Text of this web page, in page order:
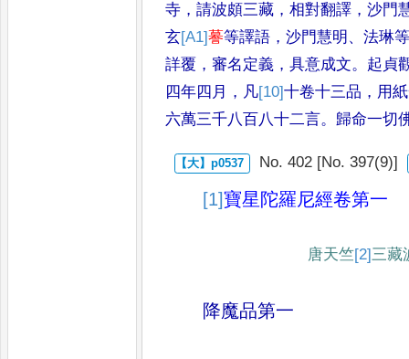
寺 ，請波頗三藏 ，相對翻譯 ，沙門
玄[A1]謩等譯語 ，沙門慧明 、法琳
詳覆 ，審名定義 ，具意成文。 起貞
四年四月
， 凡[10]十卷十三品 ， 用
六萬三千八百八十二言。 歸命一切
No. 402 [No. 397(9)]
[1]寶星陀羅尼經卷第一
唐天竺[2]三藏
降魔品第一